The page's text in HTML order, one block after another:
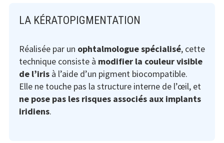
LA KÉRATOPIGMENTATION
Réalisée par un ophtalmologue spécialisé, cette
technique consiste à modifier la couleur visible
de l’irisà l’aide d’un pigment biocompatible.
Elle ne touche pas la structure interne de l’œil, et
ne pose pas les risques associés aux implants
iridiens.